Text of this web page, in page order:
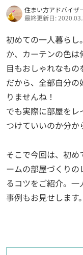
住まい方アドバイ
最終更新日:
初めての一人暮らし
か、カーテンの色
目もおしゃれなも
だから、全部自分
りませんね！
でも実際に部屋をレ
つけていいのか分か
そこで今回は、初
ームの部屋づくり
るコツをご紹介。
事例もお見せします。